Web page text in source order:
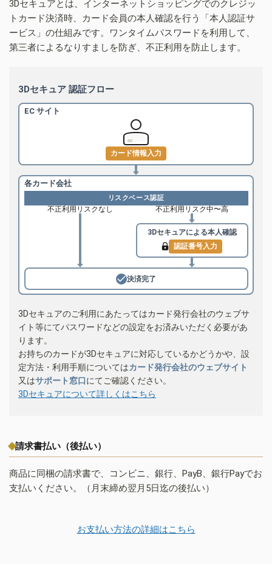
3Dセキュアとは、インターネットショッピングでのクレジッ
トカード決済時、カード会員の本人確認を行う「本人認証サ
ービス」の仕組みです。ワンタイムパスワードを利用して、
第三者によるなりすましを防ぎ、不正利用を防止します。
3Dセキュア 認証フロー
EC サイト
カード情報入力
各カード会社
リスクベース認証
不正利用リスクなし 不正利用リスク中〜高
3Dセキュアによる本人確認
認証番号入力
決済完了
3Dセキュアのご利用にあたってはカード発行会社のウェブサ
イト等にてパスワードなどの設定をお済みいただく必要があ
ります。
お持ちのカードが3Dセキュアに対応しているかどうかや、設
定方法・利用手順についてはカード発行会社のウェブサイト
又はサポート窓口にてご確認ください。
3Dセキュアについて詳しくはこちら
請求書払い（後払い）
商品に同梱の請求書で、コンビニ、銀行、PayB、銀行Payでお
支払いください。（月末締め翌月5日迄の後払い）
お支払い方法の詳細はこちら